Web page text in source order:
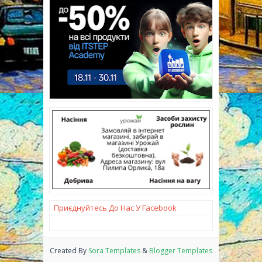
Приєднуйтесь До Нас У Facebook
Created By Sora Templates & Blogger Templates